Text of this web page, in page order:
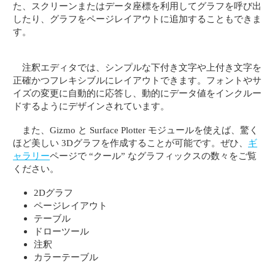
た、スクリーンまたはデータ座標を利用してグラフを呼び出
したり、グラフをページレイアウトに追加することもできま
す。
注釈エディタでは、シンプルな下付き文字や上付き文字を
正確かつフレキシブルにレイアウトできます。フォントやサ
イズの変更に自動的に応答し、動的にデータ値をインクルー
ドするようにデザインされています。
また、Gizmo と Surface Plotter モジュールを使えば、驚く
ほど美しい 3Dグラフを作成することが可能です。ぜひ、 ギ
ャラリーページで “クール” なグラフィックスの数々をご覧
ください。
2Dグラフ
ページレイアウト
テーブル
ドローツール
注釈
カラーテーブル